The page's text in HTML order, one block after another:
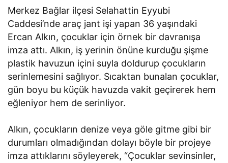
Merkez Bağlar ilçesi Selahattin Eyyubi
Caddesi’nde araç jant işi yapan 36 yaşındaki
Ercan Alkın, çocuklar için örnek bir davranışa
imza attı. Alkın, iş yerinin önüne kurduğu şişme
plastik havuzun içini suyla doldurup çocukların
serinlemesini sağlıyor. Sıcaktan bunalan çocuklar,
gün boyu bu küçük havuzda vakit geçirerek hem
eğleniyor hem de serinliyor.
Alkın, çocukların denize veya göle gitme gibi bir
durumları olmadığından dolayı böyle bir projeye
imza attıklarını söyleyerek, “Çocuklar sevinsinler,